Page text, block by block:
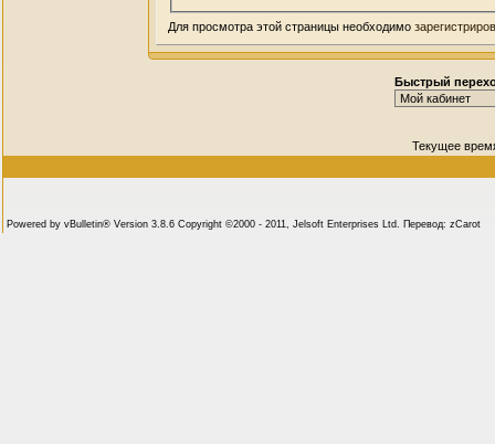
Для просмотра этой страницы необходимо
Быстрый
Текущее
Powered by vBulletin® Version 3.8.6 Copyright ©2000 - 2011, Jelsoft Enterprises Ltd. Перевод: zCarot